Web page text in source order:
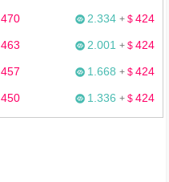
470 2.334 + $ 424
463 2.001 + $ 424
457 1.668 + $ 424
450 1.336 + $ 424